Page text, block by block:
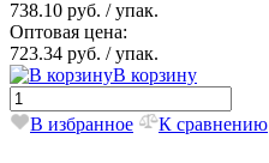
738.10 руб. / упак.
Оптовая цена:
723.34 руб. / упак.
В корзину
В избранное К сравнению